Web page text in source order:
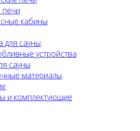
кабины
для сауны
устройства
сауны
материалы
и комплектующие